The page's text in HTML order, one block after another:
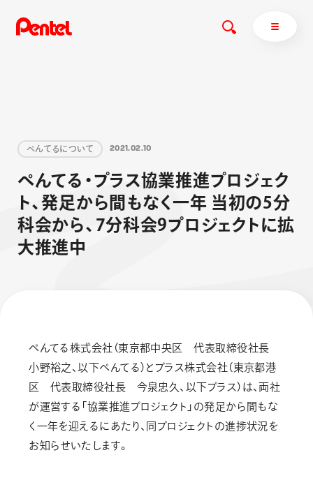
エナージェル サインペン オレンズ
商品を探すトップ
ボールペン
ペン
マーカー
その他
ぺんてるについて
ぺんてるについてトップ
ぺんてるに ついて 2021.02.10
ぺんてる ・ プラ ス協業推進プロ ジェ ク
ト、発足から 間 もなく一年 当初の5分
科会から、 7分科会9プロ ジェ ク ト に拡
大推進中
ぺんてる株式会社（東京都中央区 代表取締役社長
小野裕之、以下ぺんてる）とプラス株式会社（東京都港
区 代表取締役社長 今泉忠久、以下プラス）は、両社
が運営する「協業推進プロジェクト」の発足から間もな
く一年を迎えるにあたり、同プロジェクトの進捗状況を
お知らせいたします。